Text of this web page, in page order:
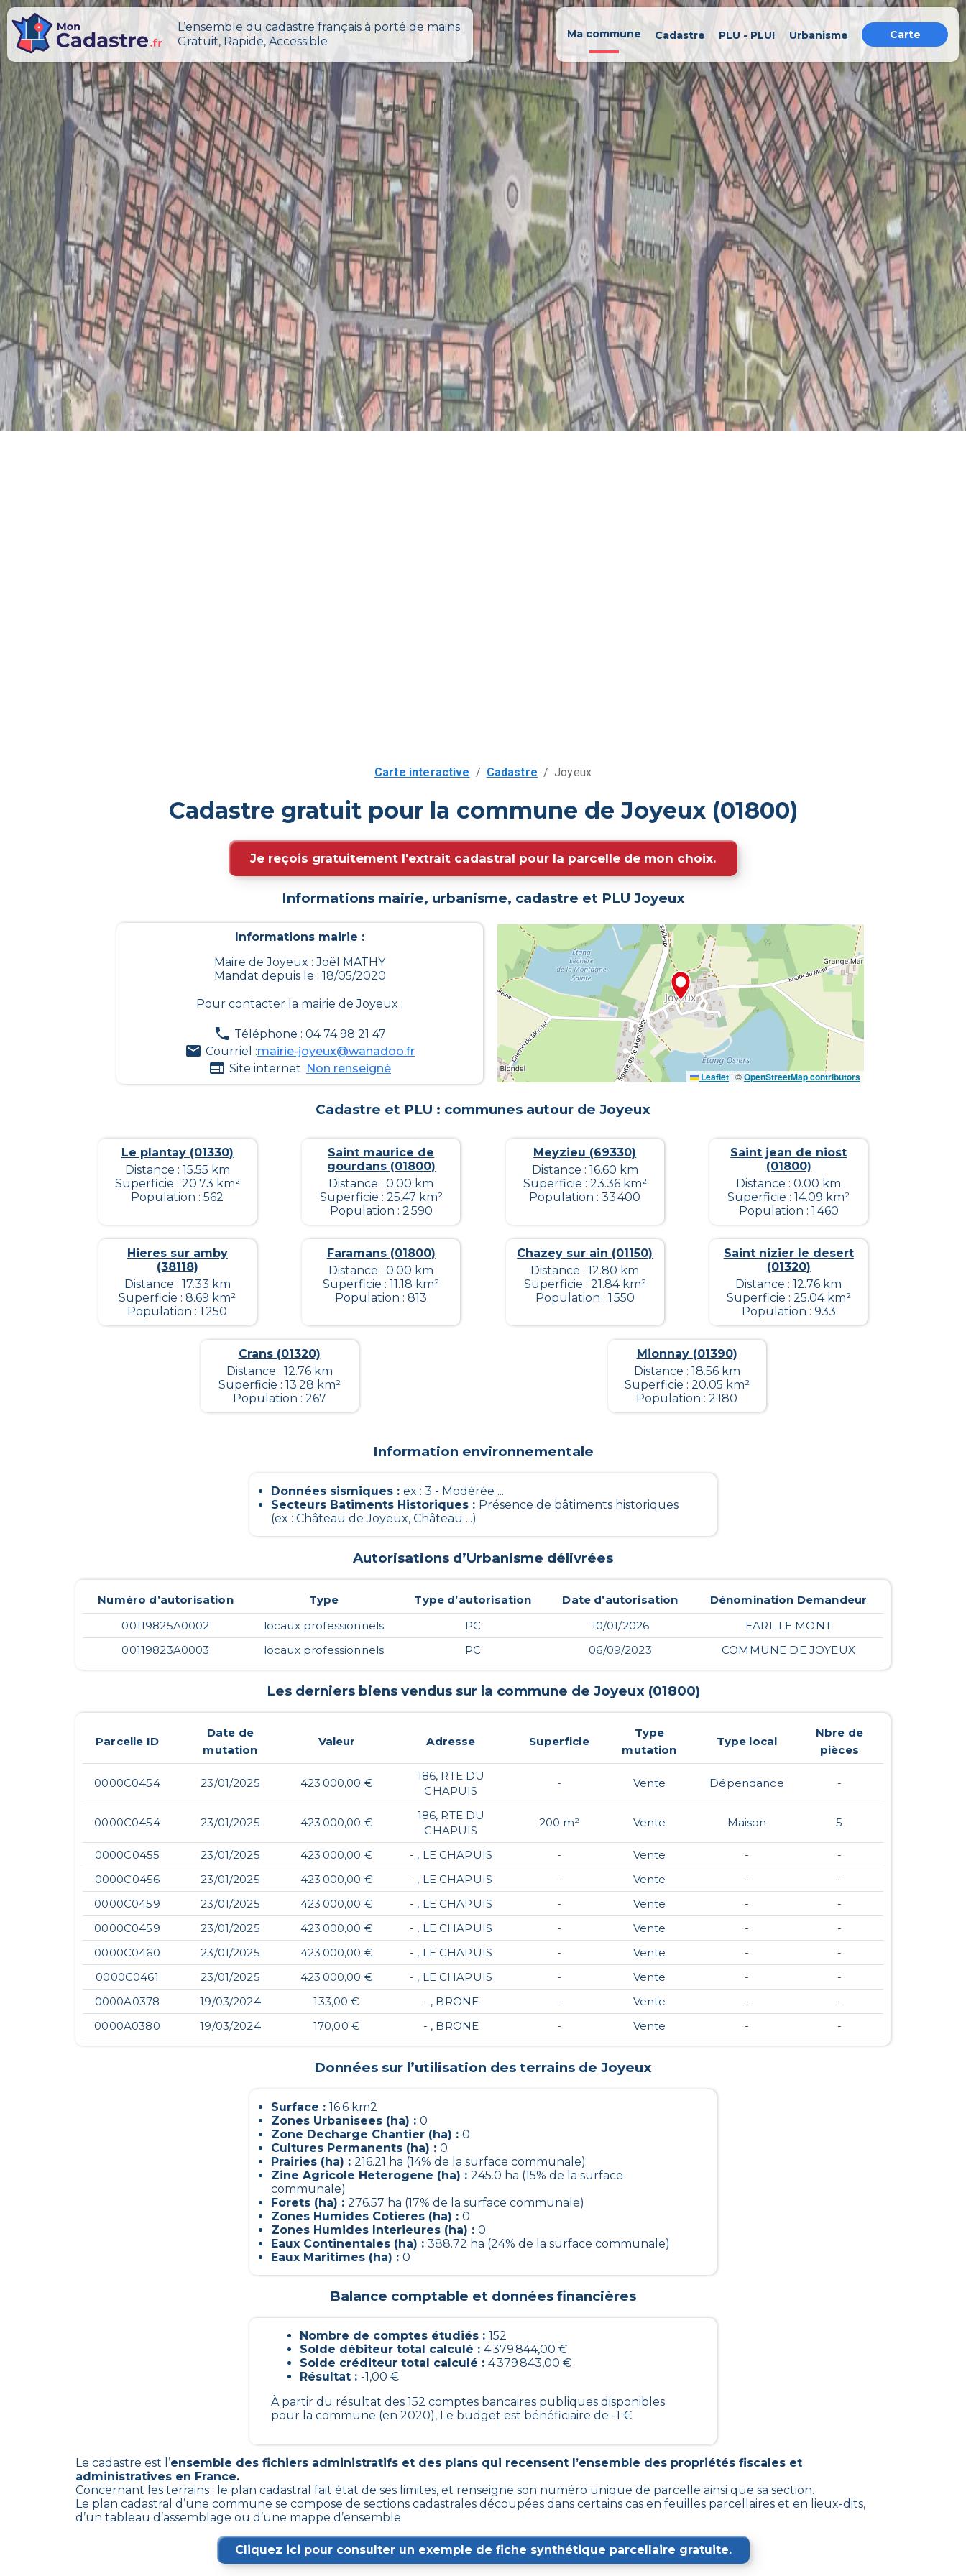
L’ensemble du cadastre français à porté de mains.
Gratuit, Rapide, Accessible
Ma commune Cadastre PLU - PLUI Urbanisme Carte
Carte interactive / Cadastre / Joyeux
Cadastre gratuit pour la commune de Joyeux (01800)
Je reçois gratuitement l'extrait cadastral pour la parcelle de mon choix.
Informations mairie, urbanisme, cadastre et PLU Joyeux
Informations mairie :
Maire de Joyeux : Joël MATHY
Mandat depuis le : 18/05/2020
Pour contacter la mairie deJoyeux :
Téléphone : 04 74 98 21 47
Courriel :mairie-joyeux@wanadoo.fr
Site internet :Non renseigné
Leaflet | ©OpenStreetMap contributors
Cadastre et PLU : communes autour de Joyeux
Le plantay (01330)
Distance : 15.55 km
Superficie : 20.73 km²
Population : 562
Saint maurice de
gourdans (01800)
Distance : 0.00 km
Superficie : 25.47 km²
Population : 2 590
Meyzieu (69330)
Distance : 16.60 km
Superficie : 23.36 km²
Population : 33 400
Saint jean de niost
(01800)
Distance : 0.00 km
Superficie : 14.09 km²
Population : 1 460
Hieres sur amby
(38118)
Distance : 17.33 km
Superficie : 8.69 km²
Population : 1 250
Faramans (01800)
Distance : 0.00 km
Superficie : 11.18 km²
Population : 813
Chazey sur ain (01150)
Distance : 12.80 km
Superficie : 21.84 km²
Population : 1 550
Saint nizier le desert
(01320)
Distance : 12.76 km
Superficie : 25.04 km²
Population : 933
Crans (01320)
Distance : 12.76 km
Superficie : 13.28 km²
Population : 267
Mionnay (01390)
Distance : 18.56 km
Superficie : 20.05 km²
Population : 2 180
Information environnementale
Données sismiques : ex : 3 - Modérée ...
Secteurs Batiments Historiques : Présence de bâtiments historiques
(ex : Château de Joyeux, Château ...)
Autorisations d’Urbanisme délivrées
Numéro d’autorisation Type Type d’autorisation Date d’autorisation
Dénomination Demandeur
00119825A0002
locaux professionnels PC 10/01/2026
EARL LE MONT
00119823A0003
locaux professionnels PC 06/09/2023 COMMUNE DE JOYEUX
Les derniers biens vendus sur la commune de Joyeux(01800)
Parcelle ID
Date de
mutation
Valeur Adresse Superficie
Type
mutation
Type local
Nbre de
pièces
0000C0454 23/01/2025 423 000,00 €
186, RTE DU
CHAPUIS
- Vente Dépendance -
0000C0454 23/01/2025 423 000,00 €
186, RTE DU
CHAPUIS
200 m² Vente Maison 5
0000C0455 23/01/2025 423 000,00 € - , LE CHAPUIS - Vente -
-
0000C0456
23/01/2025 423 000,00 € - , LE CHAPUIS - Vente -
-
0000C0459
23/01/2025 423 000,00 € - , LE CHAPUIS - Vente -
-
0000C0459
23/01/2025 423 000,00 € - , LE CHAPUIS - Vente -
-
0000C0460
23/01/2025 423 000,00 € - , LE CHAPUIS - Vente -
-
0000C0461
23/01/2025 423 000,00 € - , LE CHAPUIS - Vente -
-
0000A0378
19/03/2024 133,00 € - , BRONE - Vente -
-
0000A0380
19/03/2024 170,00 € - , BRONE - Vente - -
Données sur l’utilisation des terrains de Joyeux
Surface : 16.6 km2
Zones Urbanisees (ha) : 0
Zone Decharge Chantier (ha) : 0
Cultures Permanents (ha) : 0
Prairies (ha) : 216.21 ha (14% de la surface communale)
Zine Agricole Heterogene (ha) : 245.0 ha (15% de la surface
communale)
Forets (ha) : 276.57 ha (17% de la surface communale)
Zones Humides Cotieres (ha) : 0
Zones Humides Interieures (ha) : 0
Eaux Continentales (ha) : 388.72 ha (24% de la surface communale)
Eaux Maritimes (ha) : 0
Balance comptable et données financières
Nombre de comptes étudiés : 152
Solde débiteur total calculé : 4 379 844,00 €
Solde créditeur total calculé : 4 379 843,00 €
Résultat : -1,00 €
À partir du résultat des 152 comptes bancaires publiques disponibles
pour la commune (en 2020), Le budget est bénéficiaire de -1 €
Le cadastre est l’ensemble des fichiers administratifs et des plans qui recensent l’ensemble des propriétés fiscales et
administratives en France.
Concernant les terrains : le plan cadastral fait état de ses limites, et renseigne son numéro unique de parcelle ainsi que sa section.
Le plan cadastral d’une commune se compose de sections cadastrales découpées dans certains cas en feuilles parcellaires et en lieux-dits,
d’un tableau d’assemblage ou d’une mappe d’ensemble.
Cliquez ici pour consulter un exemple de fiche synthétique parcellaire gratuite.